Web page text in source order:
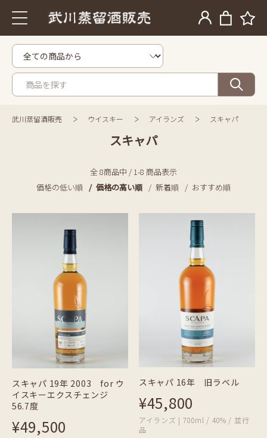
武川蒸留酒販売 ウイスキー アイランズ スキャパ
スキャパ
全 8商品中 / 1-8 商品表示
価格の低い順
価格の高い順 新着順 おすすめ順
スキャパ 19年 2003 for ウ
イスキーエクスチェンジ
56.7度
¥49,500
スキャパ 16年 旧ラベル
¥45,800
アイランズ | 700ml / 40% / 並行
品